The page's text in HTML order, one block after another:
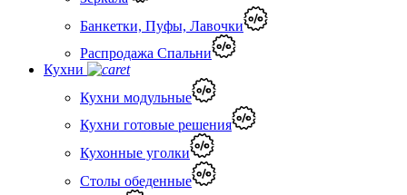
Банкетки, Пуфы, Лавочки
Распродажа Спальни
Кухни
Кухни модульные
Кухни готовые решения
Кухонные уголки
Столы обеденные